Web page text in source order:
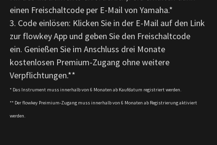
einen Freischaltcode per E-Mail von Yamaha.*
3. Code einlösen: Klicken Sie in der E-Mail auf den Link
zur flowkey App und geben Sie den Freischaltcode
ein. Genießen Sie im Anschluss drei Monate
kostenlosen Premium-Zugang ohne weitere
Verpflichtungen.**
* Das Instrument muss innerhalb von 6 Monaten ab Kaufdatum registriert werden.
** Der flowkey Preimium-Zugang muss innerhalb von 6 Monaten ab Registrierung aktiviert
werden.